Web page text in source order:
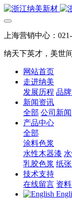
上海营销中心：
纳天下英才，美世
网站首页
走进纳美
发展历程 品
新闻资讯
全部 公司新闻
产品中心
全部
涂料色浆
水性木器漆
乳胶色浆 纸
技术支持
在线留言 资